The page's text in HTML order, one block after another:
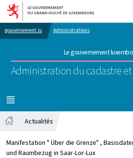
Aller au menu
Aller au contenu
gouvernement.lu Administrations
Le gouvernement
Administration du cadastre
MENU
PRINCIPAL
Actualités
Manifestation " Über die Grenze" ,
und Raumbezug in Saar-Lor-Lux